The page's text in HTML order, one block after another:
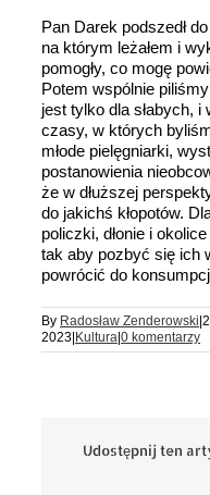
Pan Darek podszedł
na którym leżałem i
pomogły, co mogę
Potem wspólnie
jest tylko dla słabych,
czasy, w których
młode pielęgniarki,
postanowienia
że w dłuższej
do jakichś kłopotów.
policzki, dłonie i
tak aby pozbyć się ich
powrócić do
By Radosław Zenderowski|
2023|Kultura|0 komentarzy
Udostępnij ten